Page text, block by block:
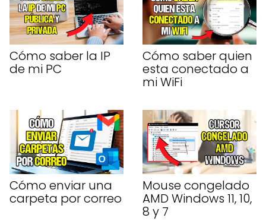
Cómo saber la IP
de mi PC
Cómo saber quien
esta conectado a
mi WiFi
Cómo enviar una
carpeta por correo
Mouse congelado
AMD Windows 11, 10,
8 y 7